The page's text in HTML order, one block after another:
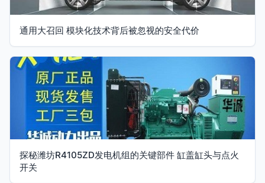
通用大召回 模块化技术背后被忽视的安全代价
探秘潍坊R4105ZD发电机组的关键部件 缸盖缸头与点火
开关